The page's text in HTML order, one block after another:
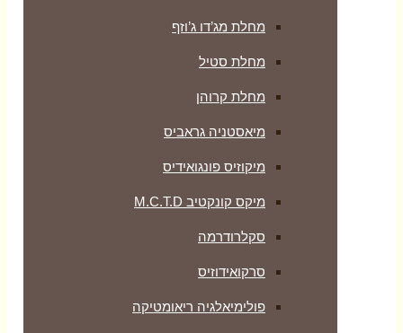
מחלת מג’דו ג’וזף
מחלת סטיל
מחלת קרוהן
מיאסטניה גראביס
מיקוזיס פונגואידיס
מיקס קונקטיב M.C.T.D
סקלרודרמה
סרקואידוזיס
פולימיאלגיה ריאומטיקה